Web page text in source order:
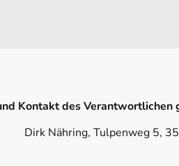
Kontakt des
Dirk Nähring, Tulpenweg 5,